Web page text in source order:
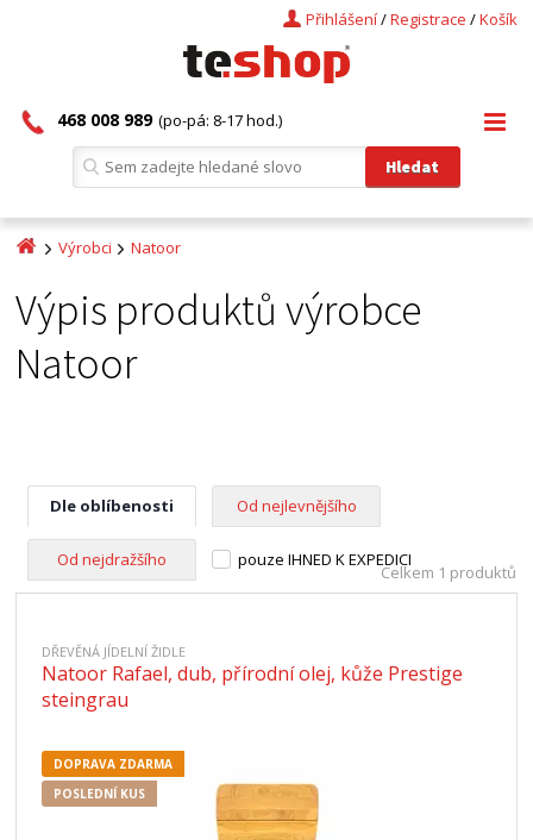
Košík
/
Registrace
/
Přihlášení
468 008 989 (po-pá: 8-17 hod.)
Výrobci Natoor
Výpis produktů výrobce
Natoor
Dle oblíbenosti Od nejlevnějšího
Od nejdražšího pouze IHNED K EXPEDICI
Celkem 1 produktů
DŘEVĚNÁ JÍDELNÍ ŽIDLE
Natoor Rafael, dub, přírodní olej, kůže Prestige
steingrau
DOPRAVA ZDARMA
POSLEDNÍ KUS